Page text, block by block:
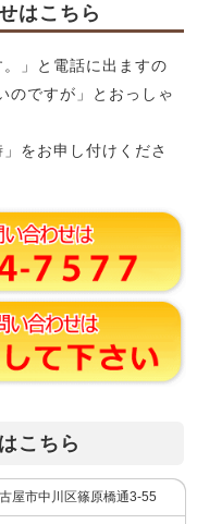
はこちら
」と電話に出ますの
のですが」とおっしゃ
をお申し付けくださ
こちら
屋市中川区篠原橋通3-55